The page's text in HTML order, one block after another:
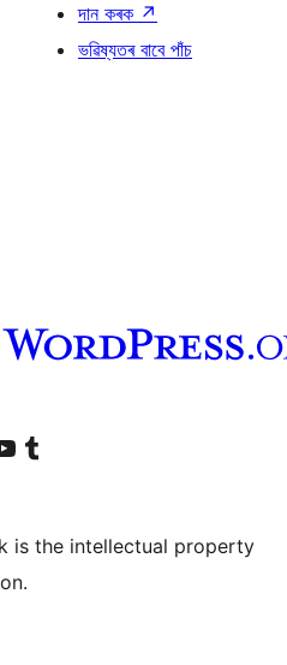
দান কৰক ↗
ভৱিষ্যতৰ বাবে পাঁচ
চেনেললৈ যাওকআমাৰ Tumblr একাউণ্টলৈ যাওক
is the intellectual property